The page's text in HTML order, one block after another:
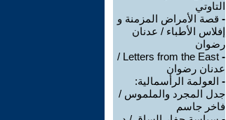
التاوتي
- قصة الأمراض المزمنة و
إفلاس الأطباء / عدنان
رضوان
-
Letters from the East /
عدنان رضوان
- العولمة الرأسمالية:
جدل المجرد والملموس /
فاخر جاسم